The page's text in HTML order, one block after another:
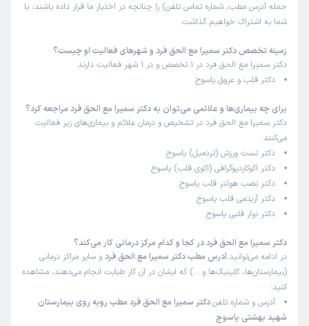
پزشک انسانی مودب و خوش برخورد و در تشخیص خوب بودند
با صبر و حوصله به حرف بیمار توجه دارد کرامت و عزت نفس
بالایی دارد ویزیت پرسنل نظامی رایگان میباشد جای تشکر دارد
علت مراجعه: تشخیص و درمان بیماری‌های کرونری قلب
سیمین
نوبت مطب از دکترتو
(
1404/12/07
این پزشک را پیشنهاد میکنم
زمان انتظار:0-15 دقیقه
دکتر از همه نظر عالی هستن خدا خیرشون بده
علت مراجعه: انجام مطالعات الکتروفیزیولوژیک قلب
سیده رضوان
نوبت مطب از دکترتو
(
1404/12/04
)
این پزشک را پیشنهاد میکنم
زمان انتظار:15-45 دقیقه
جمله آدرس مطب، شماره تماس تلفن) را چنانچه در اختیار ما قرار داده باشند، با
شما به اشتراک خواهیم گذاشت.
زمینه تخصص دکتر سمیرا مع الحق فرد و شهرهای فعالیت او چیست؟
دکتر سمیرا مع الحق فرد در 1 تخصص و در 1 شهر فعالیت دارند:
دکتر قلب و عروق یاسوج
برای چه بیماری‌ها و علائمی می‌توان به دکتر سمیرا مع الحق فرد مراجعه کرد؟
دکتر سمیرا مع الحق فرد در تشخیص و درمان علائم و بیماری‌های زیر فعالیت
می‌کنند:
دکتر تست ورزش (تردمیل) یاسوج
دکتر اکوکاردیوگرافی (اکوی قلب) یاسوج
دکتر نصب هولتر قلب یاسوج
دکتر آریتمی قلب یاسوج
دکتر نوار قلبی یاسوج
دکتر سمیرا مع الحق فرد در کجا و کدام مرکز درمانی کار می‌کند؟
در ادامه می‌توانید آدرس مطب دکتر سمیرا مع الحق فرد و سایر مراکز درمانی
(بیمارستان‌ها، کلینیک‌ها و …) که ایشان در آن کار طبابت انجام می‌دهند، مشاهده
کنید:
آدرس و شماره تلفندکتر سمیرا مع الحق فرد مطب روبه روی بیمارستان
شهید بهشتی یاسوج